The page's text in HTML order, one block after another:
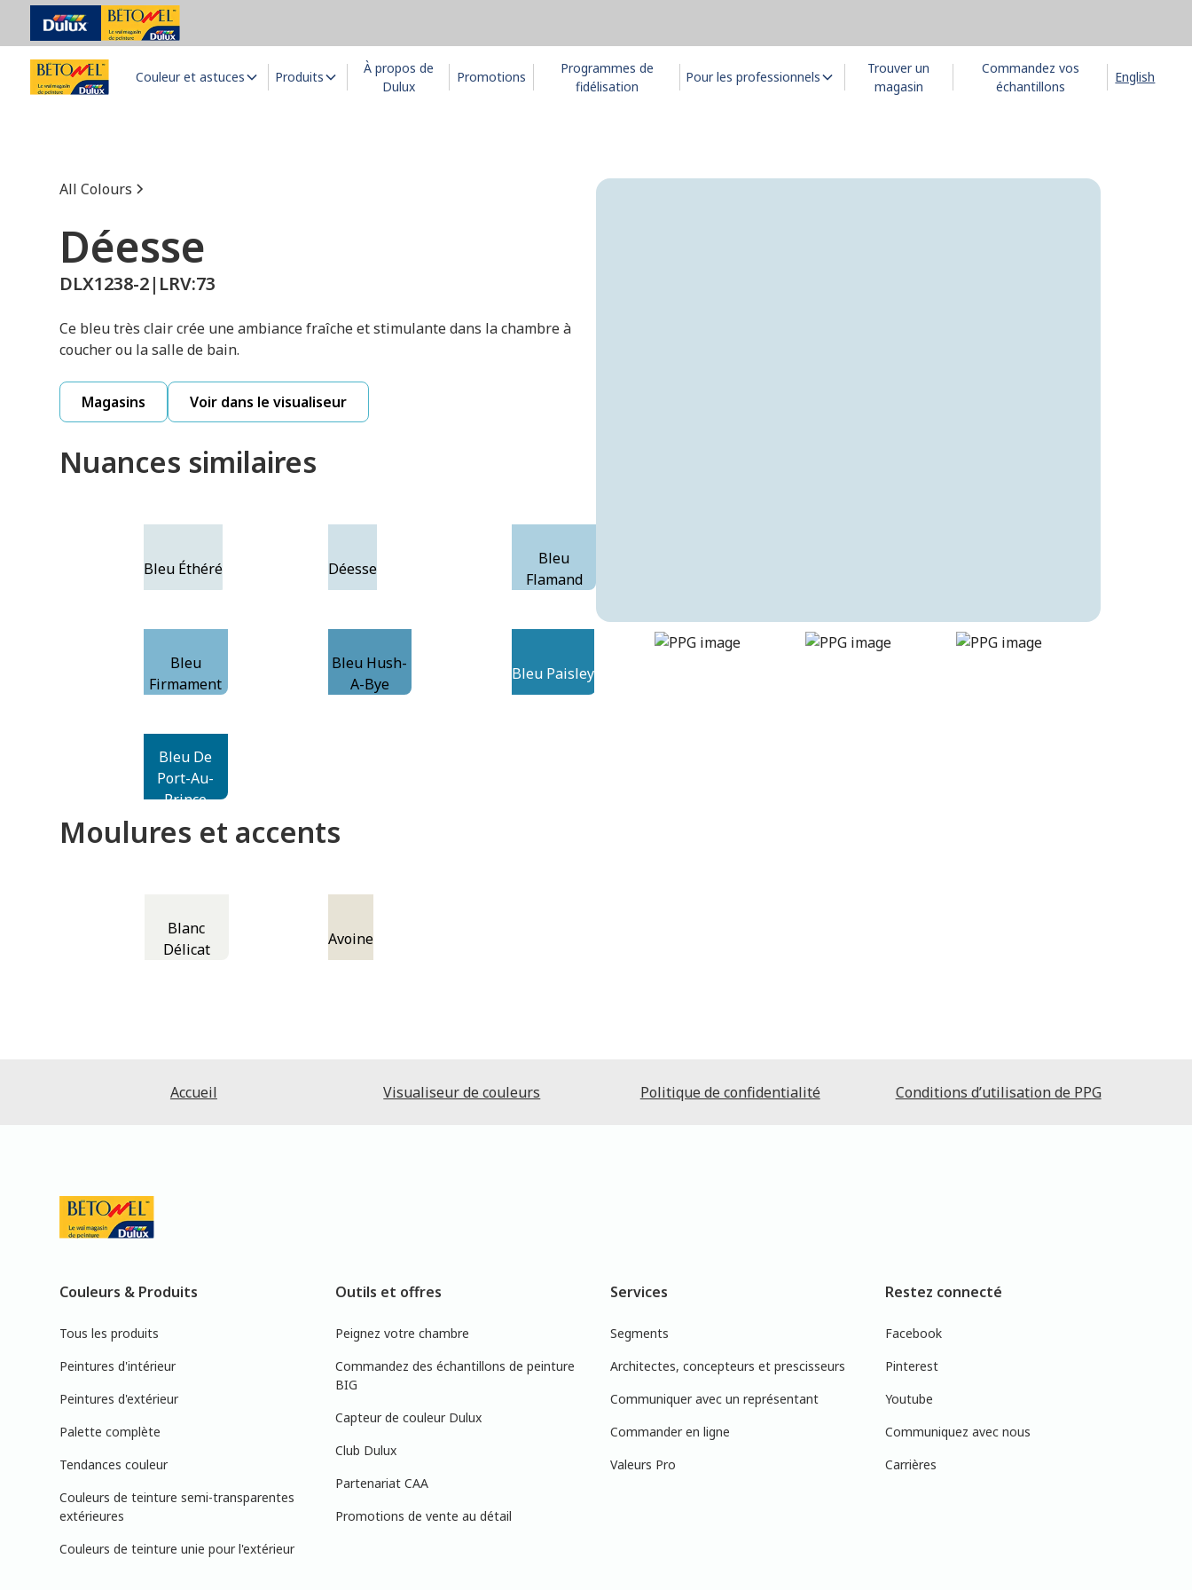
Couleur et astuces Produits
À propos de
Dulux
Promotions
Programmes de
fidélisation
Pour les professionnels
Trouver un
magasin
Commandez vos
échantillons
English
All Colours
Déesse
DLX1238-2| LRV:73
Ce bleu très clair crée une ambiance fraîche et stimulante dans la chambre à
coucher ou la salle de bain.
Magasins Voir dans le visualiseur
Nuances similaires
Bleu Éthéré Déesse
Bleu
Flamand
Bleu
Firmament
Bleu Hush-
A-Bye
Bleu Paisley
Bleu De
Port-Au-
Prince
Moulures et accents
Blanc
Délicat
Avoine
goddess
Accueil Visualiseur de couleurs Politique de confidentialité Conditions d’utilisation de PPG
Couleurs & Produits
Tous les produits
Peintures d'intérieur
Peintures d'extérieur
Palette complète
Tendances couleur
Couleurs de teinture semi-transparentes
extérieures
Couleurs de teinture unie pour l'extérieur
Outils et offres
Peignez votre chambre
Commandez des échantillons de peinture
BIG
Capteur de couleur Dulux
Club Dulux
Partenariat CAA
Promotions de vente au détail
Services
Segments
Architectes, concepteurs et prescisseurs
Communiquer avec un représentant
Commander en ligne
Valeurs Pro
Restez connecté
Facebook
Pinterest
Youtube
Communiquez avec nous
Carrières